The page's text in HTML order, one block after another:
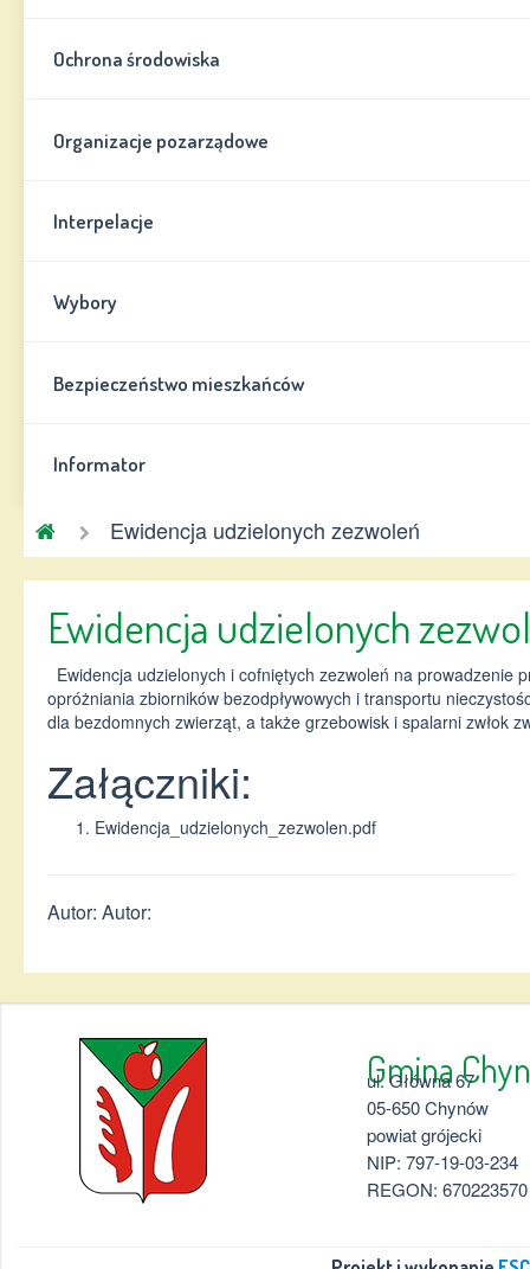
Ochrona środowiska
Organizacje pozarządowe
Interpelacje
Wybory
Bezpieczeństwo mieszkańców
Informator
Gmina
Chynów
Ewidencja udzielonych zezwoleń
Ewidencja udzielonych
Ewidencja udzielonych i cofniętych zezwoleń na prowadzenie
opróżniania zbiorników bezodpływowych i transportu
dla bezdomnych zwierząt, a także grzebowisk i spalarni zwłok
Załączniki:
Ewidencja_udzielonych_zezwolen.pdf
Autor: Autor:
Gmina
ul. Główna 67
05-650 Chynów
powiat grójecki
NIP: 797-19-03-234
REGON: 670223570